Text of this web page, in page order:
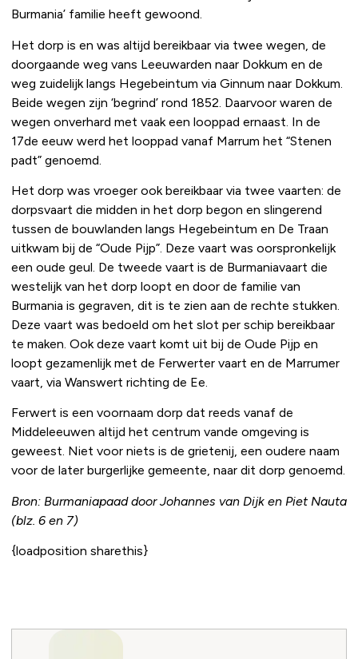
Burmania’ familie heeft gewoond.
Het dorp is en was altijd bereikbaar via twee wegen, de
doorgaande weg vans Leeuwarden naar Dokkum en de
weg zuidelijk langs Hegebeintum via Ginnum naar Dokkum.
Beide wegen zijn ‘begrind’ rond 1852. Daarvoor waren de
wegen onverhard met vaak een looppad ernaast. In de
17de eeuw werd het looppad vanaf Marrum het “Stenen
padt” genoemd.
Het dorp was vroeger ook bereikbaar via twee vaarten: de
dorpsvaart die midden in het dorp begon en slingerend
tussen de bouwlanden langs Hegebeintum en De Traan
uitkwam bij de “Oude Pijp”. Deze vaart was oorspronkelijk
een oude geul. De tweede vaart is de Burmaniavaart die
westelijk van het dorp loopt en door de familie van
Burmania is gegraven, dit is te zien aan de rechte stukken.
Deze vaart was bedoeld om het slot per schip bereikbaar
te maken. Ook deze vaart komt uit bij de Oude Pijp en
loopt gezamenlijk met de Ferwerter vaart en de Marrumer
vaart, via Wanswert richting de Ee.
Ferwert is een voornaam dorp dat reeds vanaf de
Middeleeuwen altijd het centrum vande omgeving is
geweest. Niet voor niets is de grietenij, een oudere naam
voor de later burgerlijke gemeente, naar dit dorp genoemd.
Bron: Burmaniapaad door Johannes van Dijk en Piet Nauta
(blz. 6 en 7)
{loadposition sharethis}